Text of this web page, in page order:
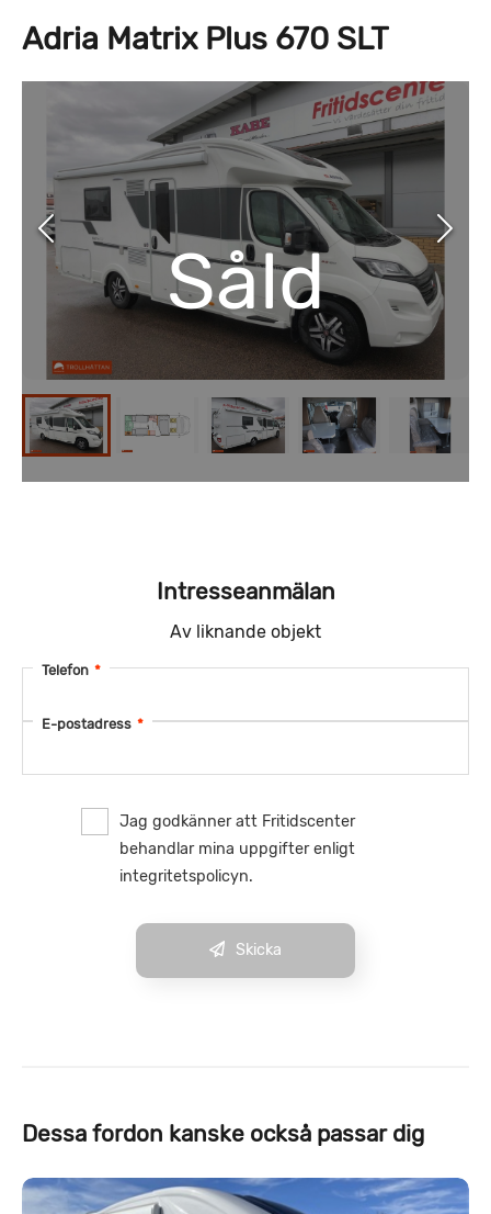
Adria Matrix Plus 670 SLT
Såld
Intresseanmälan
Av liknande objekt
Telefon *
E-postadress *
Jag godkänner att Fritidscenter
behandlar mina uppgifter enligt
integritetspolicyn.
Skicka
Dessa fordon kanske också passar dig